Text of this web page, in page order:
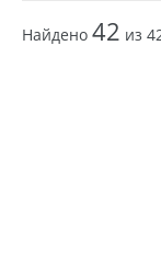
Найдено 42 из